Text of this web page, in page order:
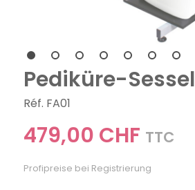
Pediküre-Sessel
Réf. FA01
479,00 CHF TTC
Profipreise bei Registrierung